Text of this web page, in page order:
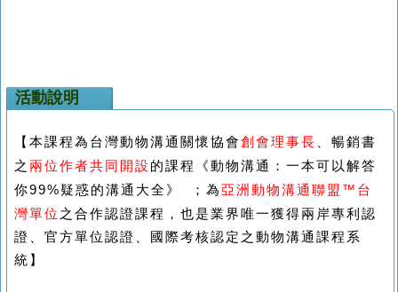
活動說明
【本課程為台灣動物溝通關懷協會創會理事長
、暢銷書
之 兩位作者共同開設的課程《動物溝通：一本可以解答
你99%疑惑的溝通大全》 ；為亞洲動物溝通聯盟™台
灣單位 之合作認證課程，也是業界唯一獲得兩岸專利認
證、官方單位認證、國際考核認定之動物溝通課程系
統】